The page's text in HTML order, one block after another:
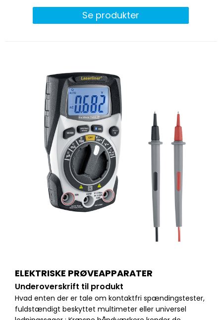
Se produkter
ELEKTRISKE PRØVEAPPARATER
Underoverskrift til produkt
Hvad enten der er tale om kontaktfri spændingstester,
fuldstændigt beskyttet multimeter eller universel